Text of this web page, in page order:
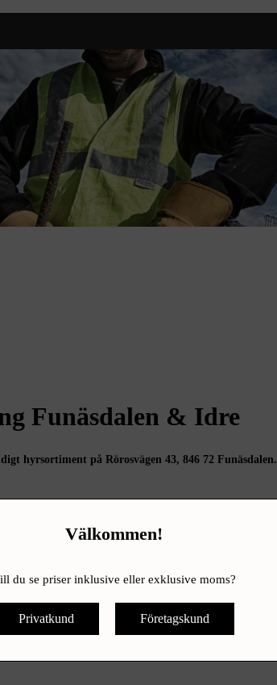
Välkommen!
du se priser inklusive eller exklusive moms?
Privatkund Företagskund
Funäsdalen & Idre
hyrsortiment på Rörosvägen 43, 846 72 Funäsdalen.
på Ljunghemsvägen 8, 797 92 Idre.
13.00